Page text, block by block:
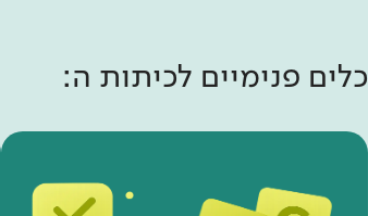
כלים פנימיים לכיתות ה: